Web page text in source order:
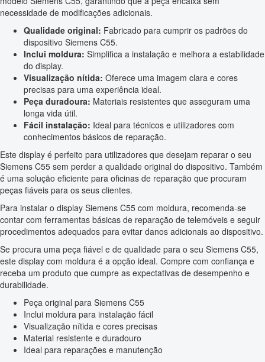
necessidade de modificações adicionais.
Qualidade original: Fabricado para cumprir os padrões do
dispositivo Siemens C55.
Inclui moldura: Simplifica a instalação e melhora a estabilidade
do display.
Visualização nítida: Oferece uma imagem clara e cores
precisas para uma experiência ideal.
Peça duradoura: Materiais resistentes que asseguram uma
longa vida útil.
Fácil instalação: Ideal para técnicos e utilizadores com
conhecimentos básicos de reparação.
Este display é perfeito para utilizadores que desejam reparar o seu
Siemens C55 sem perder a qualidade original do dispositivo. Também
é uma solução eficiente para oficinas de reparação que procuram
peças fiáveis para os seus clientes.
Para instalar o display Siemens C55 com moldura, recomenda-se
contar com ferramentas básicas de reparação de telemóveis e seguir
procedimentos adequados para evitar danos adicionais ao dispositivo.
Se procura uma peça fiável e de qualidade para o seu Siemens C55,
este display com moldura é a opção ideal. Compre com confiança e
receba um produto que cumpre as expectativas de desempenho e
durabilidade.
Peça original para Siemens C55
Inclui moldura para instalação fácil
Visualização nítida e cores precisas
Material resistente e duradouro
Ideal para reparações e manutenção